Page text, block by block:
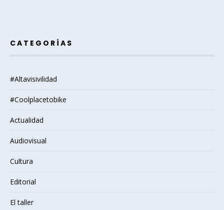
CATEGORÍAS
#Altavisivilidad
#Coolplacetobike
Actualidad
Audiovisual
Cultura
Editorial
El taller